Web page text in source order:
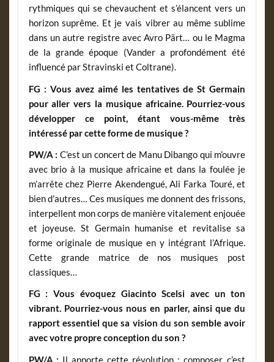
rythmiques qui se chevauchent et s’élancent vers un
horizon suprême. Et je vais vibrer au même sublime
dans un autre registre avec Avro Pärt… ou le Magma
de la grande époque (Vander a profondément été
influencé par Stravinski et Coltrane).
FG : Vous avez aimé les tentatives de St Germain
pour aller vers la musique africaine. Pourriez-vous
développer ce point, étant vous-même très
intéressé par cette forme de musique ?
PW/A : C’est un concert de Manu Dibango qui m’ouvre
avec brio à la musique africaine et dans la foulée je
m’arrête chez Pierre Akendengué, Ali Farka Touré, et
bien d’autres… Ces musiques me donnent des frissons,
interpellent mon corps de manière vitalement enjouée
et joyeuse. St Germain humanise et revitalise sa
forme originale de musique en y intégrant l’Afrique.
Cette grande matrice de nos musiques post
classiques…
FG : Vous évoquez Giacinto Scelsi avec un ton
vibrant. Pourriez-vous nous en parler, ainsi que du
rapport essentiel que sa vision du son semble avoir
avec votre propre conception du son ?
PW/A : Il apporte cette révolution : composer, c’est